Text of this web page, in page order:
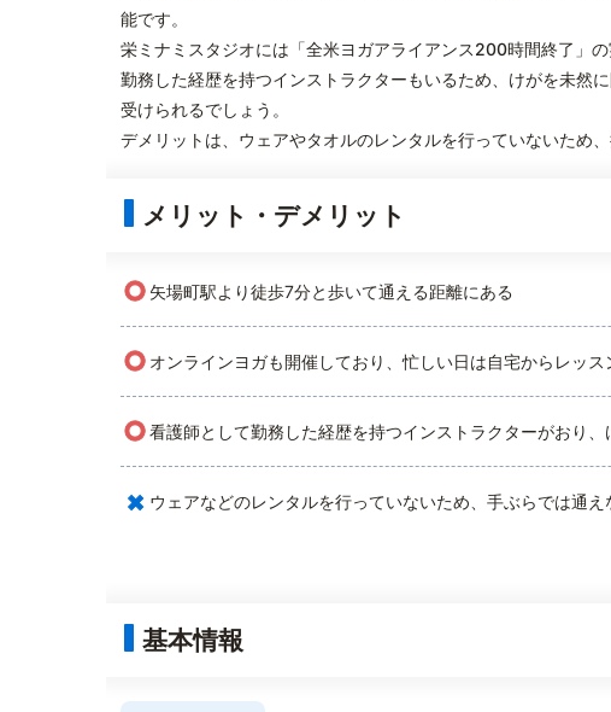
能です。
栄ミナミスタジオには「全米ヨガアライアンス200時間終了」
勤務した経歴を持つインストラクターもいるため、けがを未然
受けられるでしょう。
デメリットは、ウェアやタオルのレンタルを行っていないため
メリット・デメリット
○ 矢場町駅より徒歩7分と歩いて通える距離にある
○ オンラインヨガも開催しており、忙しい日は自宅からレッス
○看護師として勤務した経歴を持つインストラクターがおり
× ウェアなどのレンタルを行っていないため、手ぶらでは通え
基本情報